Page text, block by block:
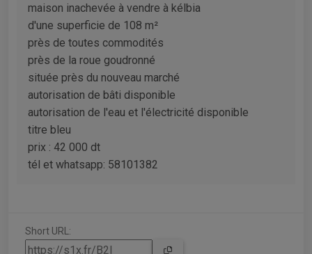
maison inachevée à vendre à kélbia
d'une superficie de 108 m²
près de toutes commodités
près de la roue goudronné
située près du nouveau marché
autorisation de bâti disponible
autorisation de l'eau et l'électricité disponible
titre bleu
prix : 42 000 dt
tél et whatsapp: 58101382
Short URL: